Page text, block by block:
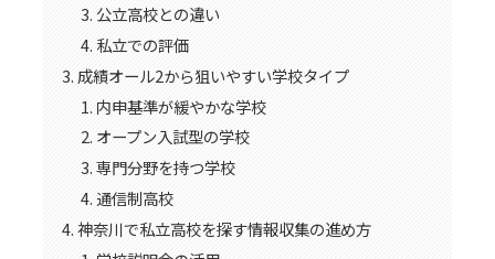
公立高校との違い
私立での評価
成績オール2から狙いやすい学校タイプ
内申基準が緩やかな学校
オープン入試型の学校
専門分野を持つ学校
通信制高校
神奈川で私立高校を探す情報収集の進め方